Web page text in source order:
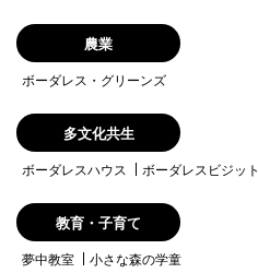
農業
ボーダレス・グリーンズ
多文化共生
ボーダレスハウス ボーダレスビジット
教育・子育て
夢中教室 小さな森の学童